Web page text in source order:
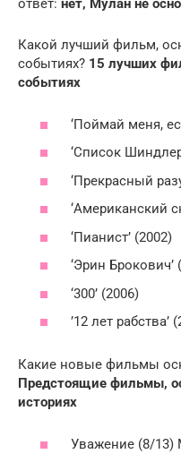
ответ: нет, Мулан не
Какой лучший фильм,
событиях? 15 лучших
событиях
‘Поймай меня,
‘Список
‘Прекрасный
‘Американский
‘Пианист’ (2002)
‘Эрин Брокович’
‘300’ (2006)
’12 лет рабства’
Какие новые фильмы
Предстоящие фильмы,
историях
Уважение (8/